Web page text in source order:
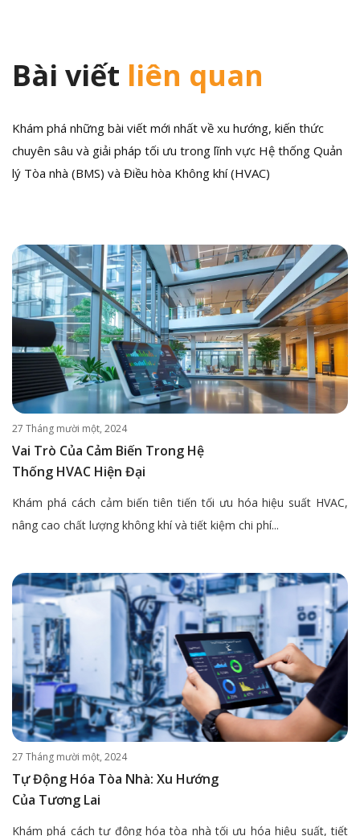
Bài viết liên quan
Khám phá những bài viết mới nhất về xu hướng, kiến thức
chuyên sâu và giải pháp tối ưu trong lĩnh vực Hệ thống Quản
lý Tòa nhà (BMS) và Điều hòa Không khí (HVAC)
27 Tháng mười một, 2024
Vai Trò Của Cảm Biến Trong Hệ
Thống HVAC Hiện Đại
Khám phá cách cảm biến tiên tiến tối ưu hóa hiệu suất HVAC,
nâng cao chất lượng không khí và tiết kiệm chi phí...
27 Tháng mười một, 2024
Tự Động Hóa Tòa Nhà: Xu Hướng
Của Tương Lai
Khám phá cách tự động hóa tòa nhà tối ưu hóa hiệu suất, tiết